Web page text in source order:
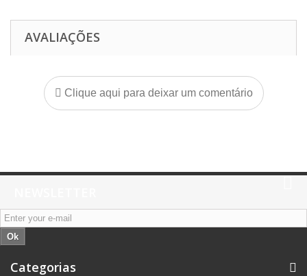
AVALIAÇÕES
Clique aqui para deixar um comentário
Ok
Categorias